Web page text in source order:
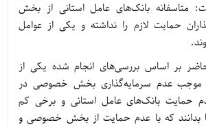
متاسفانه بانک‌های عامل استانی از بخش
حمایت لازم را نداشته و یکی از عوامل
بر اساس بررسی‌های انجام شده یکی از
موجب عدم سرمایه‌گذاری بخش خصوصی در
حمایت بانک‌های عامل استانی و برخی کم
بدانند که با عدم حمایت از بخش خصوصی و